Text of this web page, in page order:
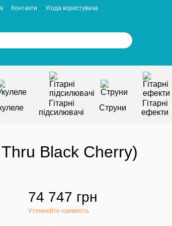
Контакти
Угода користувача
Гітарні
підсилювачі
Струни
Гітарні
ефекти
Black Cherry)
74 747 грн
Уточнюйте наявність